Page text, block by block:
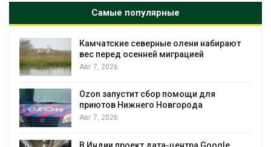
Самые популярные
Камчатские северные олени набирают
вес перед осенней миграцией
Авг 7, 2026
Ozon запустит сбор помощи для
приютов Нижнего Новгорода
Авг 7, 2026